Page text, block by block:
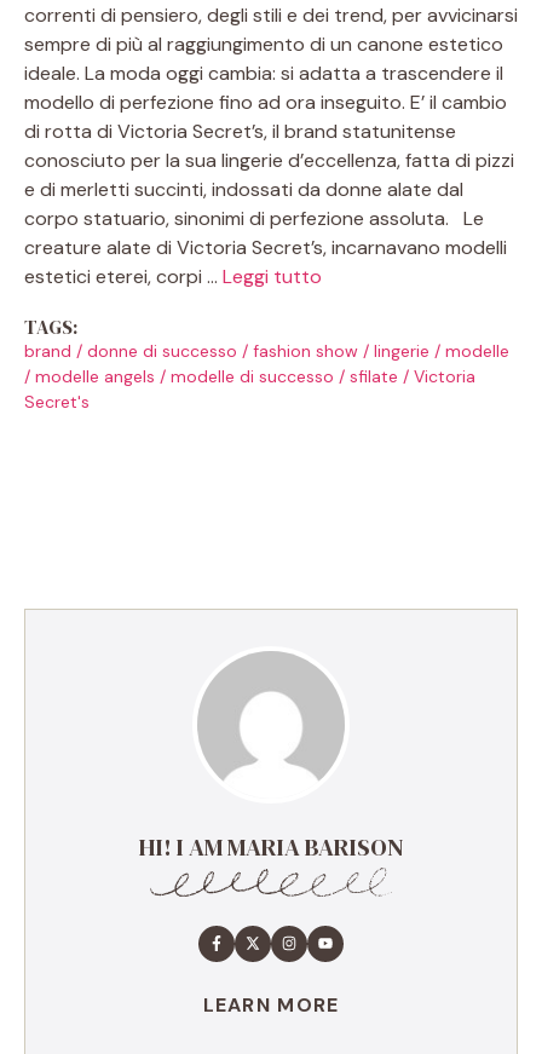
correnti di pensiero, degli stili e dei trend, per avvicinarsi
sempre di più al raggiungimento di un canone estetico
ideale. La moda oggi cambia: si adatta a trascendere il
modello di perfezione fino ad ora inseguito. E’ il cambio
di rotta di Victoria Secret’s, il brand statunitense
conosciuto per la sua lingerie d’eccellenza, fatta di pizzi
e di merletti succinti, indossati da donne alate dal
corpo statuario, sinonimi di perfezione assoluta. Le
creature alate di Victoria Secret’s, incarnavano modelli
estetici eterei, corpi … Leggi tutto
TAGS:
brand / donne di successo / fashion show / lingerie / modelle
/ modelle angels / modelle di successo / sfilate / Victoria
Secret's
HI! I AM MARIA BARISON
LEARN MORE